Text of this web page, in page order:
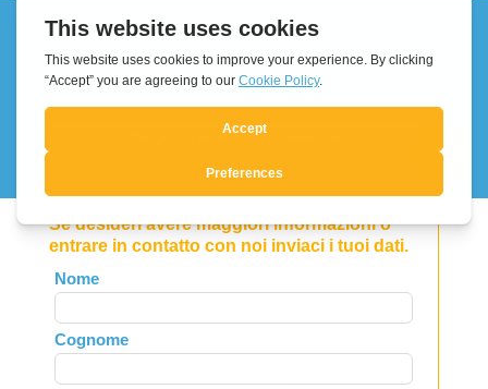
Emergenze
dei Focolari ha lanciato le seguenti raccolte:
Emergenza terremoto in Venezuela
Se desideri avere maggiori informazioni o
entrare in contatto con noi inviaci i tuoi dati.
Leave
this
field
blank
Nome
Cognome